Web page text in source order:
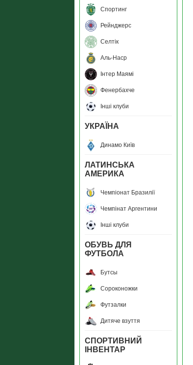
Спортинг
Рейнджерс
Селтік
Аль-Наср
Інтер Маямі
Фенербахче
Інші клуби
УКРАЇНА
Динамо Київ
ЛАТИНСЬКА
АМЕРИКА
Чемпiонат Бразилiї
Чемпiнат Аргентини
Інші клуби
ОБУВЬ ДЛЯ
ФУТБОЛА
Бутсы
Сороконожки
Футзалки
Дитяче взуття
СПОРТИВНИЙ
ІНВЕНТАР